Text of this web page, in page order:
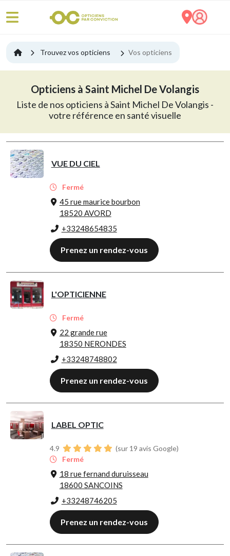
Trouvez vos opticiens Vos opticiens
Opticiens à Saint Michel De Volangis
Liste de nos opticiens à Saint Michel De Volangis -
votre référence en santé visuelle
VUE DU CIEL
Fermé
45 rue maurice bourbon
18520 AVORD
+33248654835
Prenez un rendez-vous
L'OPTICIENNE
Fermé
22 grande rue
18350 NERONDES
+33248748802
Prenez un rendez-vous
LABEL OPTIC
4.9
(sur 19 avis Google)
Fermé
18 rue fernand duruisseau
18600 SANCOINS
+33248746205
Prenez un rendez-vous